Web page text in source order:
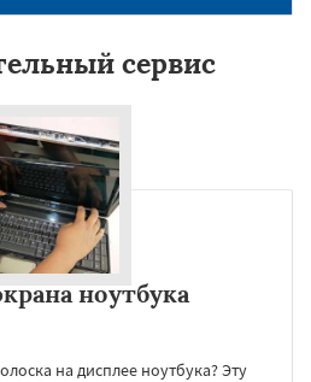
сервис
ноутбука
на дисплее ноутбука? Эту